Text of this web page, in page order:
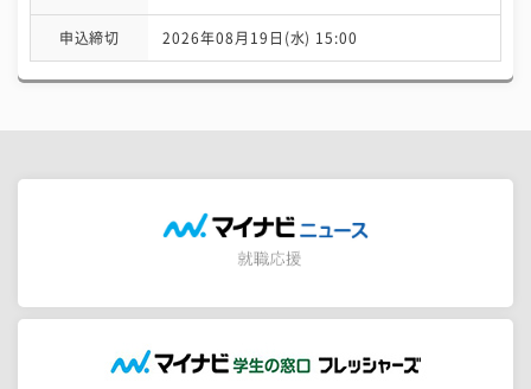
申込締切 2026年08月19日(水) 15:00